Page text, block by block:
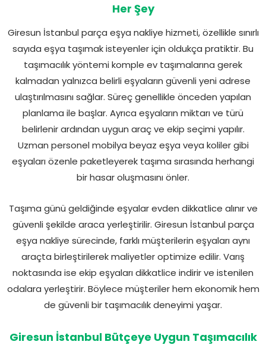
Her Şey
Giresun İstanbul parça eşya nakliye hizmeti, özellikle sınırlı
sayıda eşya taşımak isteyenler için oldukça pratiktir. Bu
taşımacılık yöntemi komple ev taşımalarına gerek
kalmadan yalnızca belirli eşyaların güvenli yeni adrese
ulaştırılmasını sağlar. Süreç genellikle önceden yapılan
planlama ile başlar. Ayrıca eşyaların miktarı ve türü
belirlenir ardından uygun araç ve ekip seçimi yapılır.
Uzman personel mobilya beyaz eşya veya koliler gibi
eşyaları özenle paketleyerek taşıma sırasında herhangi
bir hasar oluşmasını önler.
Taşıma günü geldiğinde eşyalar evden dikkatlice alınır ve
güvenli şekilde araca yerleştirilir. Giresun İstanbul parça
eşya nakliye sürecinde, farklı müşterilerin eşyaları aynı
araçta birleştirilerek maliyetler optimize edilir. Varış
noktasında ise ekip eşyaları dikkatlice indirir ve istenilen
odalara yerleştirir. Böylece müşteriler hem ekonomik hem
de güvenli bir taşımacılık deneyimi yaşar.
Giresun İstanbul Bütçeye Uygun Taşımacılık